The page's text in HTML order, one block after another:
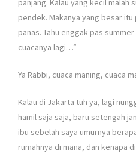
panjang. Kalau yang kecil malah
pendek. Makanya yang besar
panas. Tahu enggak pas
cuacanya lagi…”
Ya Rabbi, cuaca maning, cuaca
Kalau di Jakarta tuh ya, lagi
hamil saja saja, baru setengah
ibu sebelah saya umurnya
rumahnya di mana, dan kenapa